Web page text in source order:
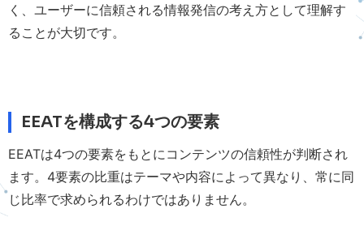
く、ユーザーに信頼される情報発信の考え方として理解す
ることが大切です。
EEATを構成する4つの要素
EEATは4つの要素をもとにコンテンツの信頼性が判断され
ます。4要素の比重はテーマや内容によって異なり、常に同
じ比率で求められるわけではありません。